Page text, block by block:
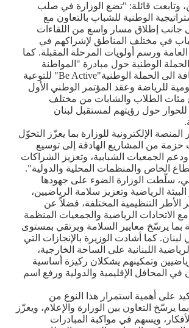
وتابعت قائلة: "تضع الوزارة في صلب
الوطنية للشباب بالتعاون مع
جانب إطلاق مسار واسع من اللقاءات
في مختلف المناطق لإشراكهم في
ورسم أولويات المرحلة المقبلة. كما
الوطنية حول مبادرة "المواطنة
الى الحملة الوطنية"Be Active"
للتوعية
للرياضة وعقد المؤتمر الوطني الأول
مئات الطلاب والشابات من مختلف
للحوار حول رؤيتهم لمستقبل لبنان
الإلكترونية للوزارة بما يعزّز التحوّل
حزمة من المشاريع الهادفة إلى توسيع
الجمعيات الشبابية، وتعزيز الشراكات
الخاص والمنظمات المحلية والدولية"
.
سلّطت الوزارة الضوء على جهودها
الرياضية وتعزيز سلامة الرياضيين،
الأطر التنظيمية المختلفة، فضلاً عن
الاتحادات الرياضية والجمعيات المنظمة
بما يرسّخ معايير السلامة ويرتقي بمستوى
كما أشادت الوزيرة بالإنجازات التي
اللبنانية على الساحة الخارجية،
وتمكينهم يشكلان ركيزة أساسية
في المحافل الإقليمية والدولية ورفع اسم
على أهمية استمرار هذا النوع من
بما يرسّخ التعاون بين الوزارة والإعلام، ويعزّز
ويسهم في مواكبة المبادرات